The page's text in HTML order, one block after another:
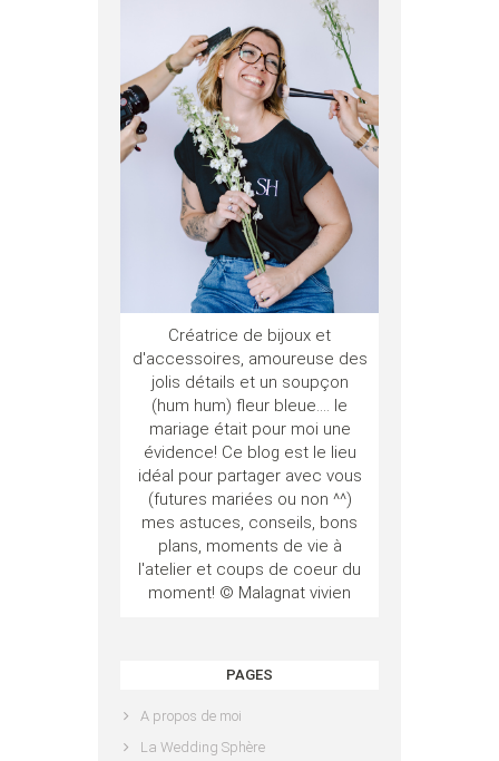
Créatrice de bijoux et
d'accessoires, amoureuse des
jolis détails et un soupçon
(hum hum) fleur bleue.... le
mariage était pour moi une
évidence! Ce blog est le lieu
idéal pour partager avec vous
(futures mariées ou non ^^)
mes astuces, conseils, bons
plans, moments de vie à
l'atelier et coups de coeur du
moment! © Malagnat vivien
PAGES
A propos de moi
La Wedding Sphère